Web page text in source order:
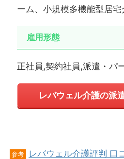
ーム、小規模多機能型居
雇用形態
正社員,契約社員,派遣・パ
レバウェル介護の派
参考 レバウェル介護評判 口